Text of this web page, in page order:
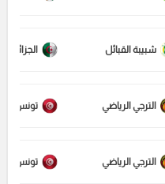
شبيبة القبائل الجزائر
الترجي الرياضي تونس
الترجي الرياضي تونس